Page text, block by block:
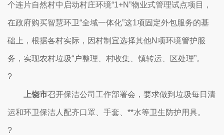
个连片自然村中启动村庄环境“1+N”物业式管理试点项目，
在政府购买智慧环卫“全域一体化”这1项固定外包服务的基
础上，根据各村实际，因村制宜选择其他N项环境管护服
务，实现农村垃圾“户整理、村收集、镇转运、区处理”。
?
上饶市召开保洁公司工作部署会，要求做到垃圾每日清
运和环卫保洁人配齐口罩、手套、**水等卫生防护用具。
?